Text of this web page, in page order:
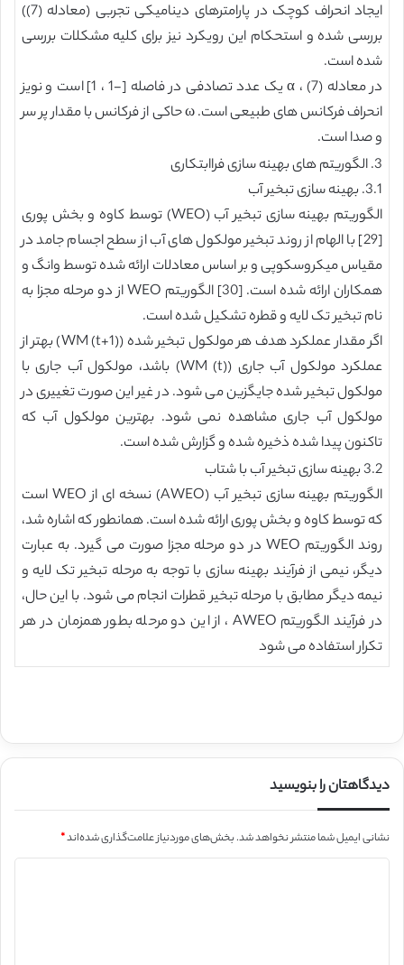
ایجاد انحراف کوچک در پارامترهای دینامیکی تجربی (معادله (7))
بررسی شده و استحکام این رویکرد نیز برای کلیه مشکلات بررسی
شده است.
در معادله (7) ، α یک عدد تصادفی در فاصله [-1 ، 1] است و نویز
انحراف فرکانس های طبیعی است. ω حاکی از فرکانس با مقدار پر سر
و صدا است.
3. الگوریتم های بهینه سازی فراابتکاری
3.1. بهینه سازی تبخیر آب
الگوریتم بهینه سازی تبخیر آب (WEO) توسط کاوه و بخش پوری
[29] با الهام از روند تبخیر مولکول های آب از سطح اجسام جامد در
مقیاس میکروسکوپی و بر اساس معادلات ارائه شده توسط وانگ و
همکاران ارائه شده است. [30] الگوریتم WEO از دو مرحله مجزا به
نام تبخیر تک لایه و قطره تشکیل شده است.
اگر مقدار عملکرد هدف هر مولکول تبخیر شده (WM (t+1)) بهتر از
عملکرد مولکول آب جاری (WM (t)) باشد، مولکول آب جاری با
مولکول تبخیر شده جایگزین می شود. در غیر این صورت تغییری در
مولکول آب جاری مشاهده نمی شود. بهترین مولکول آب که
تاکنون پیدا شده ذخیره شده و گزارش شده است.
3.2 بهینه سازی تبخیر آب با شتاب
الگوریتم بهینه سازی تبخیر آب (AWEO) نسخه ای از WEO است
که توسط کاوه و بخش پوری ارائه شده است. همانطور که اشاره شد،
روند الگوریتم WEO در دو مرحله مجزا صورت می گیرد. به عبارت
دیگر، نیمی از فرآیند بهینه سازی با توجه به مرحله تبخیر تک لایه و
نیمه دیگر مطابق با مرحله تبخیر قطرات انجام می شود. با این حال،
در فرآیند الگوریتم AWEO ، از این دو مرحله بطور همزمان در هر
تکرار استفاده می شود
دیدگاهتان را بنویسید
نشانی ایمیل شما منتشر نخواهد شد.بخش‌های موردنیاز علامت‌گذاری شده‌اند*